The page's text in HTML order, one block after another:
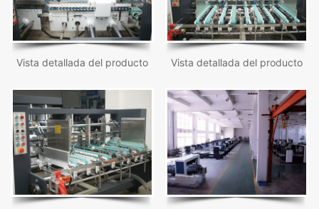
Vista detallada del producto Vista detallada del producto